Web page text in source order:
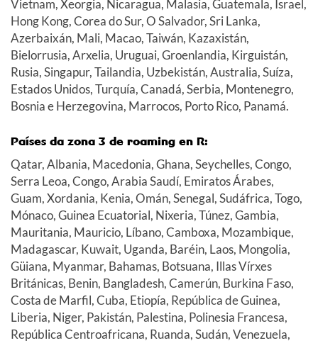
Vietnam, Xeorgia, Nicaragua, Malasia, Guatemala, Israel,
Hong Kong, Corea do Sur, O Salvador, Sri Lanka,
Azerbaixán, Mali, Macao, Taiwán, Kazaxistán,
Bielorrusia, Arxelia, Uruguai, Groenlandia, Kirguistán,
Rusia, Singapur, Tailandia, Uzbekistán, Australia, Suíza,
Estados Unidos, Turquía, Canadá, Serbia, Montenegro,
Bosnia e Herzegovina, Marrocos, Porto Rico, Panamá.
Países da zona 3 de roaming en R:
Qatar, Albania, Macedonia, Ghana, Seychelles, Congo,
Serra Leoa, Congo, Arabia Saudí, Emiratos Árabes,
Guam, Xordania, Kenia, Omán, Senegal, Sudáfrica, Togo,
Mónaco, Guinea Ecuatorial, Nixeria, Túnez, Gambia,
Mauritania, Mauricio, Líbano, Camboxa, Mozambique,
Madagascar, Kuwait, Uganda, Baréin, Laos, Mongolia,
Güiana, Myanmar, Bahamas, Botsuana, Illas Vírxes
Británicas, Benin, Bangladesh, Camerún, Burkina Faso,
Costa de Marfil, Cuba, Etiopía, República de Guinea,
Liberia, Niger, Pakistán, Palestina, Polinesia Francesa,
República Centroafricana, Ruanda, Sudán, Venezuela,